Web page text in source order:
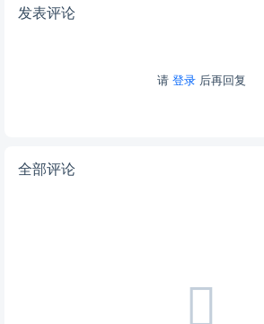
发表评论
请 登录后再回复
全部评论